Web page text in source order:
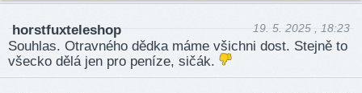
horstfuxteleshop 19. 5. 2025 , 18:23
Souhlas. Otravného dědka máme všichni dost. Stejně to
všecko dělá jen pro peníze, sičák.